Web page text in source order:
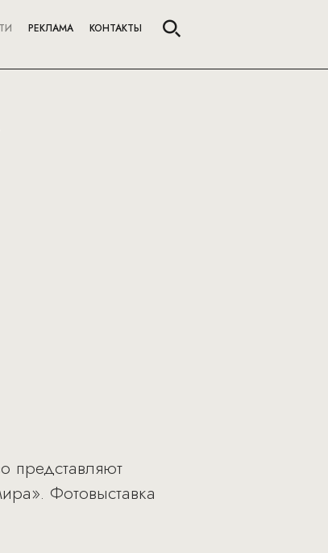
РЕКЛАМА КОНТАКТЫ
представляют
Фотовыставка